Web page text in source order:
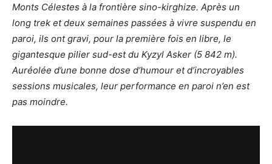
Monts Célestes à la frontière sino-kirghize. Après un
long trek et deux semaines passées à vivre suspendu en
paroi, ils ont gravi, pour la première fois en libre, le
gigantesque pilier sud-est du Kyzyl Asker (5 842 m).
Auréolée d’une bonne dose d’humour et d’incroyables
sessions musicales, leur performance en paroi n’en est
pas moindre.